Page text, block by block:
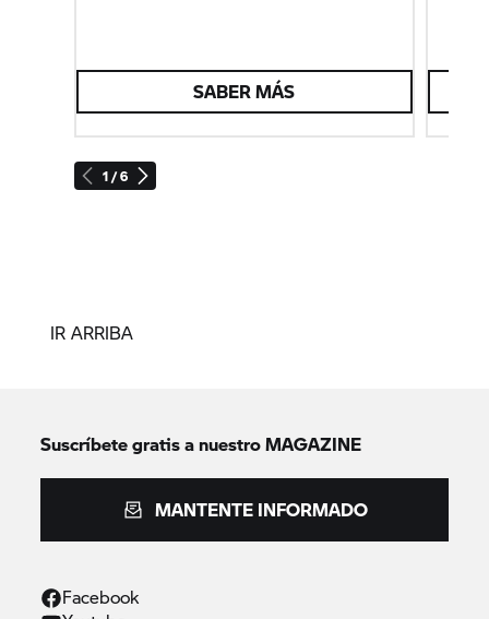
1 / 6
SABER MÁS
IR ARRIBA
Suscríbete gratis a nuestro MAGAZINE
MANTENTE INFORMADO
Facebook